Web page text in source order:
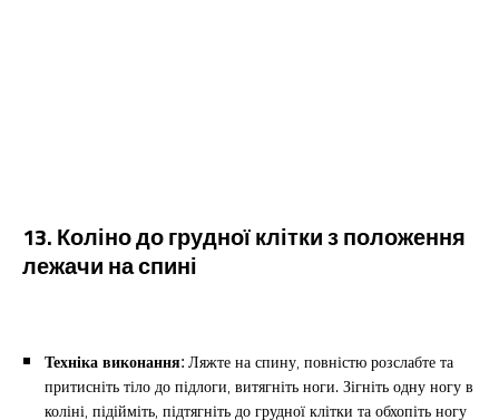
13. Коліно до грудної клітки з положення
лежачи на спині
Техніка виконання:Ляжте на спину, повністю розслабте та
притисніть тіло до підлоги, витягніть ноги. Зігніть одну ногу в
коліні, підійміть, підтягніть до грудної клітки та обхопіть ногу